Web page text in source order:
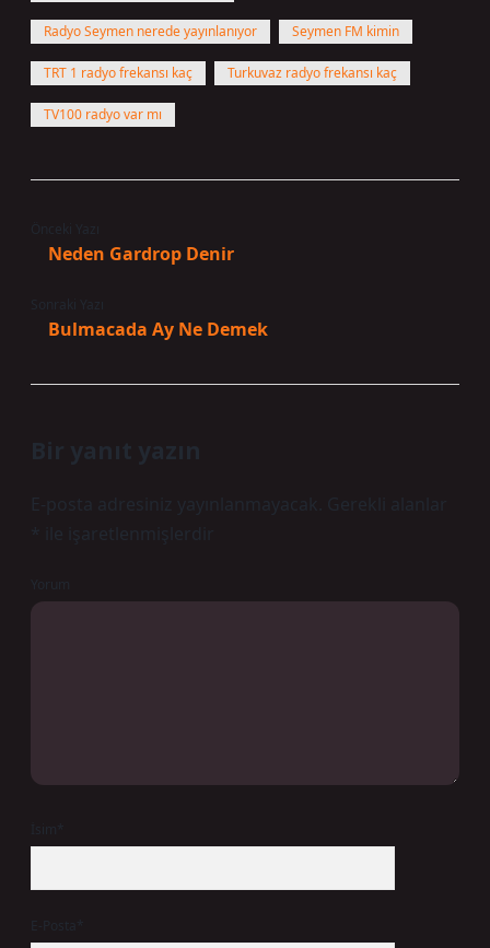
Radyo Seymen nerede yayınlanıyor Seymen FM kimin
TRT 1 radyo frekansı kaç Turkuvaz radyo frekansı kaç
TV100 radyo var mı
Neden Gardrop Denir
Bulmacada Ay Ne Demek
Bir yanıt yazın
E-posta adresiniz yayınlanmayacak.
Gerekli alanlar
ile işaretlenmişlerdir